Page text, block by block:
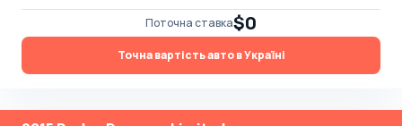
Поточна ставка$0
Точна вартість авто в Україні